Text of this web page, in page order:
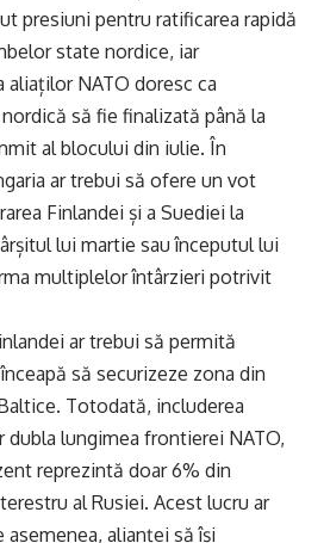
presiuni pentru ratificarea rapidă
state nordice, iar
aliaților NATO doresc ca
să fie finalizată până la
al blocului din iulie. În
ar trebui să ofere un vot
Finlandei și a Suediei la
lui martie sau începutul lui
multiplelor întârzieri potrivit
ar trebui să permită
să securizeze zona din
Totodată, includerea
dubla lungimea frontierei NATO,
reprezintă doar 6% din
al Rusiei. Acest lucru ar
asemenea, alianței să își